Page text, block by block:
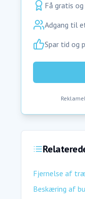
Få gratis
Adgang til
Spar tid og
Fjernelse af
Beskæring af